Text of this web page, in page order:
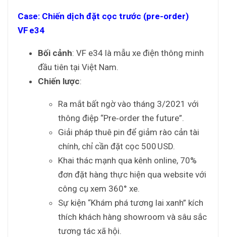
Case: Chiến dịch đặt cọc trước (pre-order)
VF e34
Bối cảnh: VF e34 là mẫu xe điện thông minh
đầu tiên tại Việt Nam.
Chiến lược:
Ra mắt bất ngờ vào tháng 3/2021 với
thông điệp “Pre‑order the future”.
Giải pháp thuê pin để giảm rào cản tài
chính, chỉ cần đặt cọc 500 USD.
Khai thác mạnh qua kênh online, 70%
đơn đặt hàng thực hiện qua website với
công cụ xem 360° xe.
Sự kiện “Khám phá tương lai xanh” kích
thích khách hàng showroom và sâu sắc
tương tác xã hội.